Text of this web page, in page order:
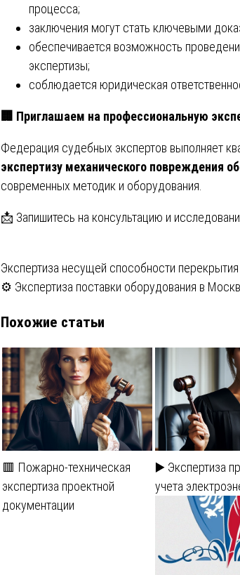
процесса;
заключения могут стать ключевыми
обеспечивается возможность
экспертизы;
соблюдается юридическая
🏢 Приглашаем на профессиональную
Федерация судебных экспертов выполняет
экспертизу механического повреждения
современных методик и оборудования.
📩 Запишитесь на консультацию и
Навигация
по
записям
Экспертиза несущей способности перекрытия
⚙️ Экспертиза поставки оборудования в
Похожие статьи
🟥 Пожарно-техническая
экспертиза проектной
документации
▶️ Экспертиза
учета